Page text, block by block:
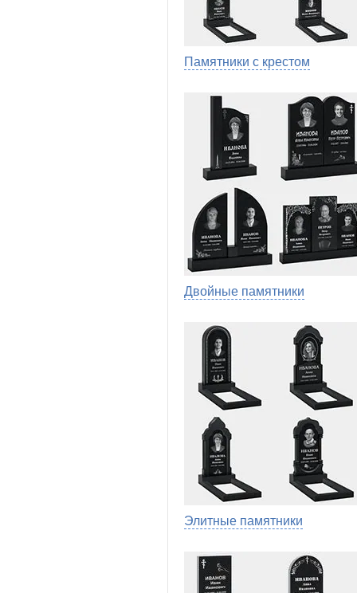
Памятники с крестом
Двойные памятники
Элитные памятники